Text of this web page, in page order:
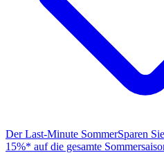
Der Last-Minute SommerSparen
15%* auf die gesamte